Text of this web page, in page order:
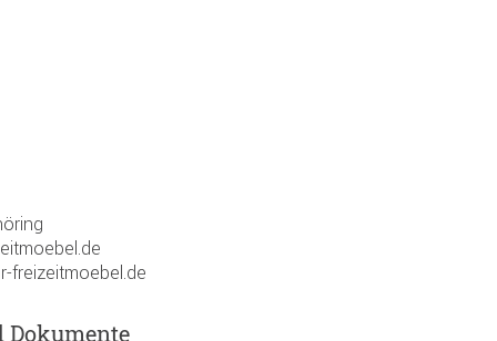
freizeitmoebel.de
Dokumente